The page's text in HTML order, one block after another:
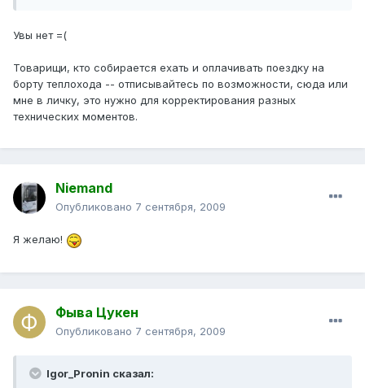
Увы нет =(
Товарищи, кто собирается ехать и оплачивать поездку на
борту теплохода -- отписывайтесь по возможности, сюда или
мне в личку, это нужно для корректирования разных
технических моментов.
Niemand
Опубликовано 7 сентября, 2009
Я желаю!
Фыва Цукен
Опубликовано 7 сентября, 2009
Igor_Pronin сказал: